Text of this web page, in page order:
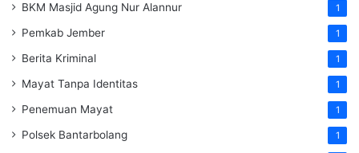
BKM Masjid Agung Nur Alannur 1
Pemkab Jember 1
Berita Kriminal 1
Mayat Tanpa Identitas 1
Penemuan Mayat 1
Polsek Bantarbolang 1